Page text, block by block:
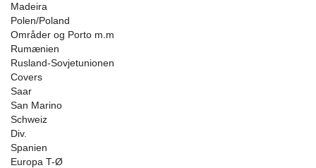
Madeira
Polen/Poland
Områder og Porto m.m
Rumænien
Rusland-Sovjetunionen
Covers
Saar
San Marino
Schweiz
Div.
Spanien
Europa T-Ø